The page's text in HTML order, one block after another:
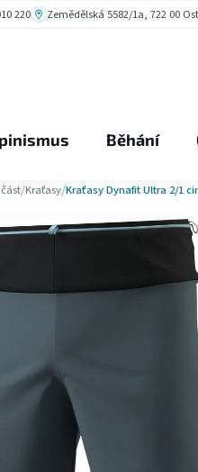
220 Zemědělská 5582/1a, 722 00
Běhání
/Kraťasy/Kraťasy Dynafit Ultra 2/1